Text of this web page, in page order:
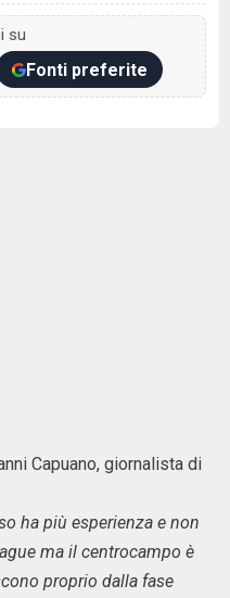
su
Fonti preferite
Capuano, giornalista di
ha più esperienza e non
ma il centrocampo è
proprio dalla fase